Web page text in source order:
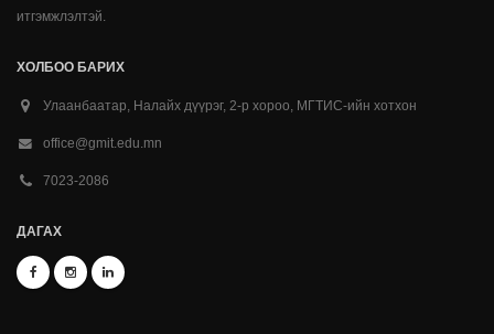
итгэмжлэлтэй.
ХОЛБОО БАРИХ
Улаанбаатар, Налайх дүүрэг, 2-р хороо, МГТИС-ийн хотхон
office@gmit.edu.mn
7023-2086
ДАГАХ